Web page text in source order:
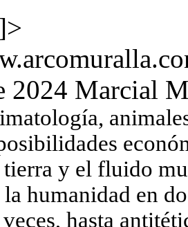
2024 Marcial
y el fluido
humanidad en
hasta